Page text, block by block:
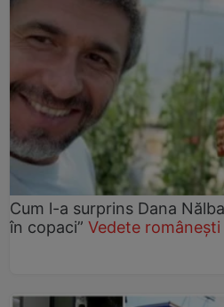
Cum l-a surprins Dana
în copaci” Vedete românești